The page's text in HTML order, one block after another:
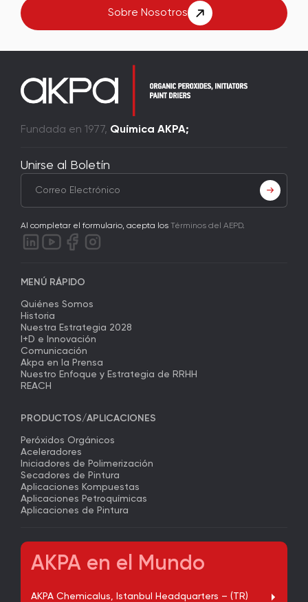
Sobre Nosotros
Fundada en 1977, Química AKPA;
Unirse al Boletín
Al completar el formulario, acepta los Términos del AEPD.
MENÚ RÁPIDO
Quiénes Somos
Historia
Nuestra Estrategia 2028
I+D e Innovación
Comunicación
Akpa en la Prensa
Nuestro Enfoque y Estrategia de RRHH
REACH
PRODUCTOS/APLICACIONES
Peróxidos Orgánicos
Aceleradores
Iniciadores de Polimerización
Secadores de Pintura
Aplicaciones Kompuestas
Aplicaciones Petroquímicas
Aplicaciones de Pintura
AKPA en el Mundo
AKPA Chemicalus, Istanbul Headquarters – (TR)